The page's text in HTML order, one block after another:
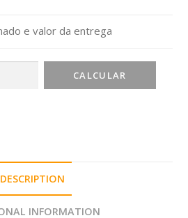
e valor da entrega
DESCRIPTION
INFORMATION